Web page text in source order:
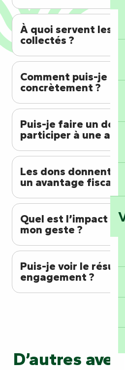
À quoi servent les
collectés ?
Comment puis-je
concrètement ?
Puis-je faire un don
participer à une
Les dons donnent-
un avantage fiscal ?
Quel est l’impact
mon geste ?
Puis-je voir le
engagement ?
D’autres